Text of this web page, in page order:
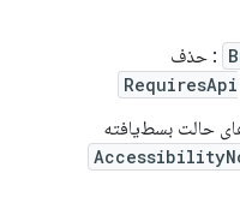
حذف
حالت بسط‌یافته